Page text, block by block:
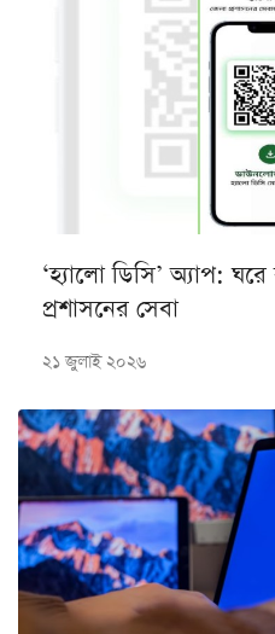
‘হ্যালো ডিসি’ অ্যাপ:
প্রশাসনের সেবা
২১ জুলাই ২০২৬